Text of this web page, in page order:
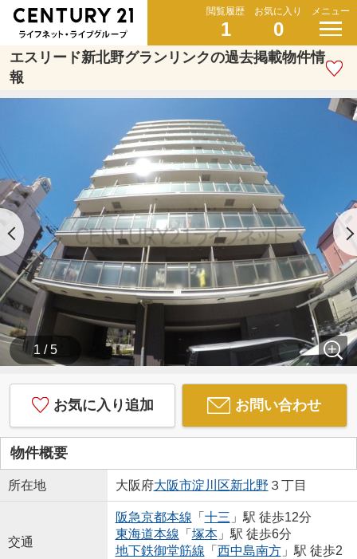
閲覧履歴
1
お気に入り
0
メニュー
エスリード新北野グランリンクの過去掲載物件情
報
1 / 5
お気に入り追加 お問い合わせ
物件概要
所在地 大阪府大阪市淀川区新北野 ３丁目
交通
阪急京都本線 「 十三 」駅 徒歩12分
東海道本線 「 塚本」駅 徒歩6分
地下鉄御堂筋線 「 西中島南方」駅 徒歩2